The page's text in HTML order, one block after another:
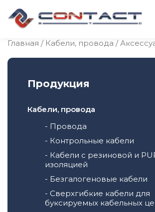
Главная / Кабели, провода /
Продукция
Кабели, провода
- Провода
- Контрольные кабели
- Кабели с резиновой и
изоляцией
- Безгалогеновые кабели
- Сверхгибкие кабели для
буксируемых кабельных